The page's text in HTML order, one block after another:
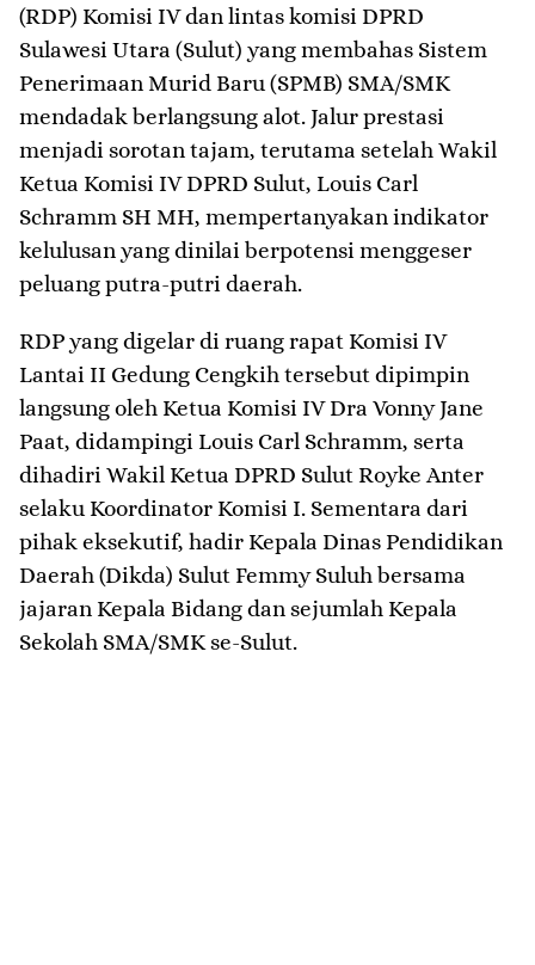
(RDP) Komisi IV dan lintas komisi DPRD
Sulawesi Utara (Sulut) yang membahas Sistem
Penerimaan Murid Baru (SPMB) SMA/SMK
mendadak berlangsung alot. Jalur prestasi
menjadi sorotan tajam, terutama setelah Wakil
Ketua Komisi IV DPRD Sulut, Louis Carl
Schramm SH MH, mempertanyakan indikator
kelulusan yang dinilai berpotensi menggeser
peluang putra-putri daerah.
​RDP yang digelar di ruang rapat Komisi IV
Lantai II Gedung Cengkih tersebut dipimpin
langsung oleh Ketua Komisi IV Dra Vonny Jane
Paat, didampingi Louis Carl Schramm, serta
dihadiri Wakil Ketua DPRD Sulut Royke Anter
selaku Koordinator Komisi I. Sementara dari
pihak eksekutif, hadir Kepala Dinas Pendidikan
Daerah (Dikda) Sulut Femmy Suluh bersama
jajaran Kepala Bidang dan sejumlah Kepala
Sekolah SMA/SMK se-Sulut.